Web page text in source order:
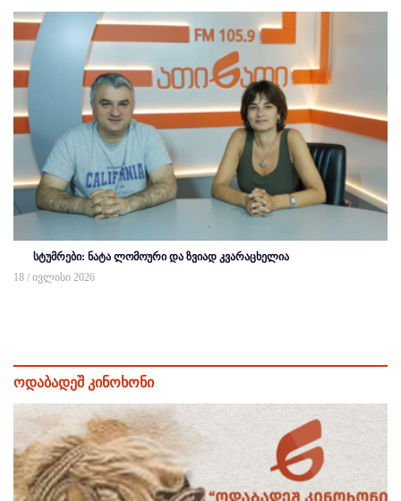
სტუმრები: ნატა ლომოური და ზვიად კვარაცხელია
18 / ივლისი 2026
ოდაბადეშ კინოხონი